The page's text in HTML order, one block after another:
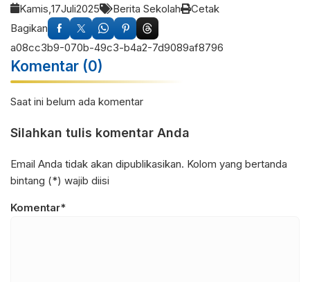
Kamis, 17Juli2025 Berita Sekolah
Cetak
Bagikan
a08cc3b9-070b-49c3-b4a2-7d9089af8796
Komentar (0)
Saat ini belum ada komentar
Silahkan tulis komentar Anda
Email Anda tidak akan dipublikasikan. Kolom yang bertanda
bintang (*) wajib diisi
Komentar*